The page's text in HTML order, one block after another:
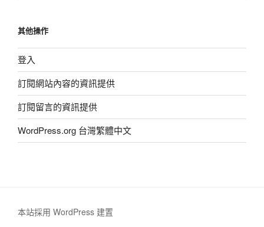
其他操作
登入
訂閱網站內容的資訊提供
訂閱留言的資訊提供
WordPress.org 台灣繁體中文
本站採用 WordPress 建置